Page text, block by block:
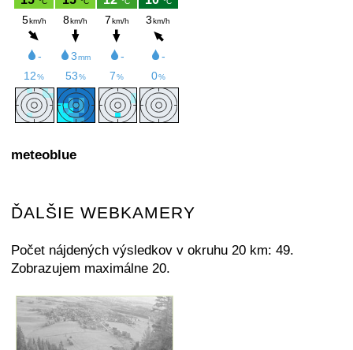
meteoblue
ĎALŠIE WEBKAMERY
Počet nájdených výsledkov v okruhu 20 km: 49.
Zobrazujem maximálne 20.